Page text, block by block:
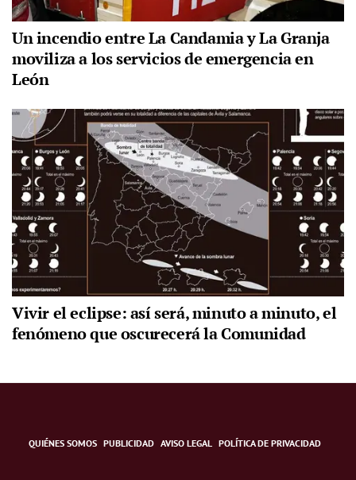
Un incendio entre La Candamia y La Granja
moviliza a los servicios de emergencia en
León
Vivir el eclipse: así será, minuto a minuto, el
fenómeno que oscurecerá la Comunidad
QUIÉNES SOMOS PUBLICIDAD AVISO LEGAL POLÍTICA DE PRIVACIDAD